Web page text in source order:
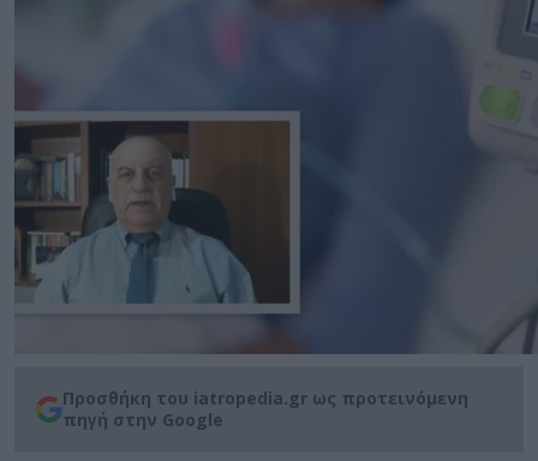
Προσθήκη του iatropedia.gr ως προτεινόμενη
πηγή στην Google